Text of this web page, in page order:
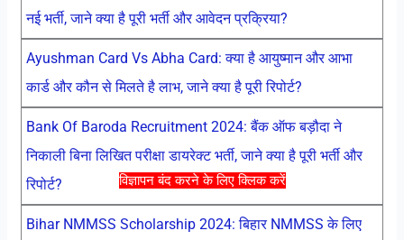
विज्ञापन बंद करने के लिए क्लिक करें
नई भर्ती, जाने क्या है पूरी भर्ती और आवेदन प्रक्रिया?
Ayushman Card Vs Abha Card: क्या है आयुष्मान और आभा
कार्ड और कौन से मिलते है लाभ, जाने क्या है पूरी रिपोर्ट?
Bank Of Baroda Recruitment 2024: बैंक ऑफ बड़ौदा ने
निकाली बिना लिखित परीक्षा डायरेक्ट भर्ती, जाने क्या है पूरी भर्ती और
रिपोर्ट?
Bihar NMMSS Scholarship 2024: बिहार NMMSS के लिए